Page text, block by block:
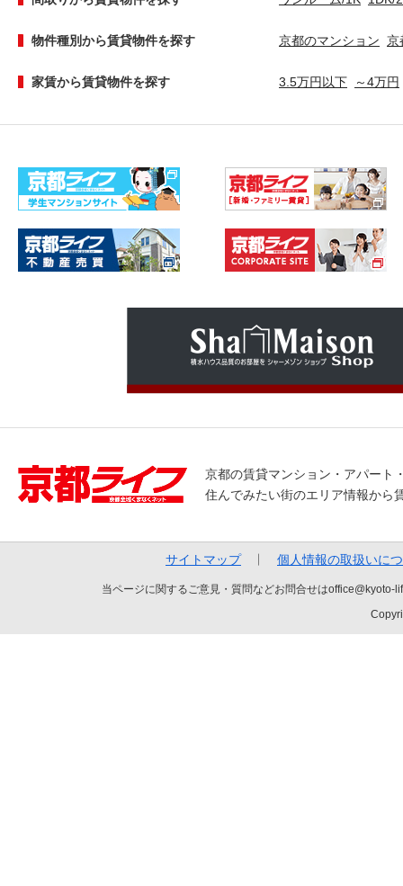
物件種別から賃貸物件を探す 京都のマンション 京
家賃から賃貸物件を探す 3.5万円以下 ～4万円
京都の賃貸マンション・アパート
住んでみたい街のエリア情報から
サイトマップ 個人情報の取扱いに
当ページに関するご意見・質問などお問合せは